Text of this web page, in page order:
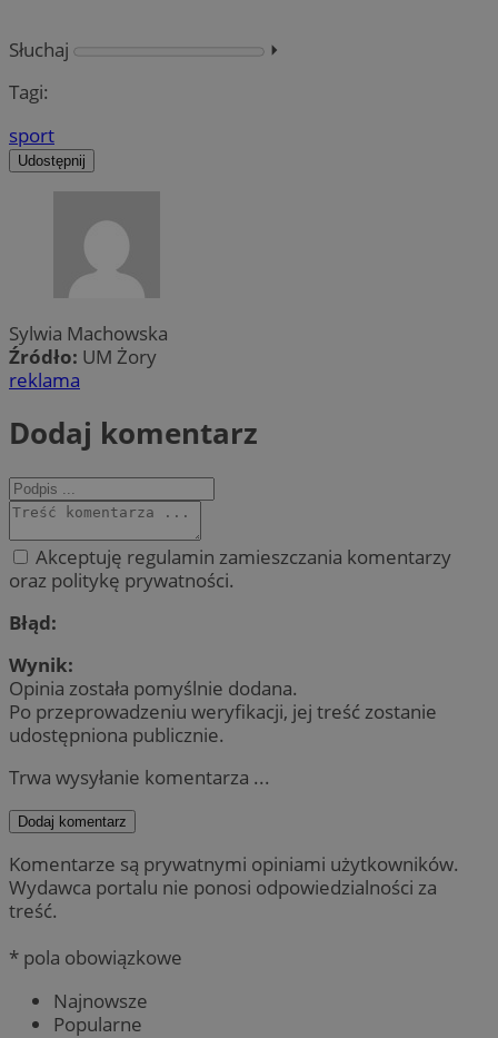
Słuchaj
⏵︎
Tagi:
sport
Udostępnij
Sylwia Machowska
Źródło: UM Żory
reklama
Dodaj komentarz
Akceptuję regulamin zamieszczania komentarzy
oraz politykę prywatności.
Błąd:
Wynik:
Opinia została pomyślnie dodana.
Po przeprowadzeniu weryfikacji, jej treść zostanie
udostępniona publicznie.
Trwa wysyłanie komentarza ...
Dodaj komentarz
Komentarze są prywatnymi opiniami użytkowników.
Wydawca portalu nie ponosi odpowiedzialności za
treść.
* pola obowiązkowe
Najnowsze
Popularne